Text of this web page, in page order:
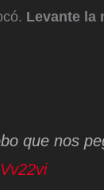
Levante la
que nos